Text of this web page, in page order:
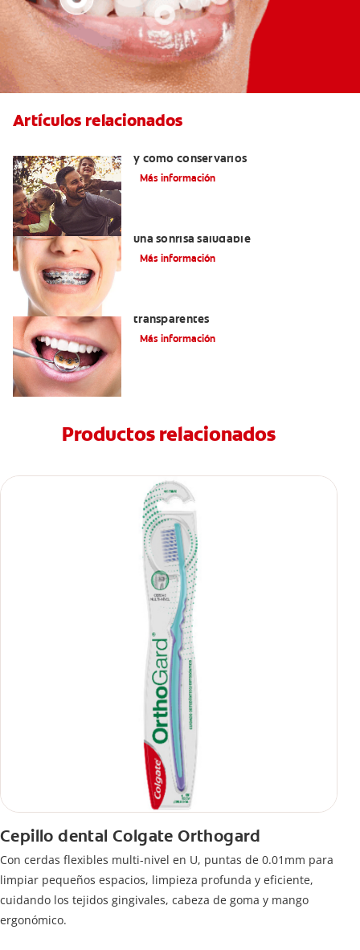
Artículos relacionados
y cómo conservarlos
Más información
una sonrisa saludable
Más información
transparentes
Más información
Productos relacionados
Cepillo dental Colgate Orthogard
Con cerdas flexibles multi-nivel en U, puntas de 0.01mm para
limpiar pequeños espacios, limpieza profunda y eficiente,
cuidando los tejidos gingivales, cabeza de goma y mango
ergonómico.